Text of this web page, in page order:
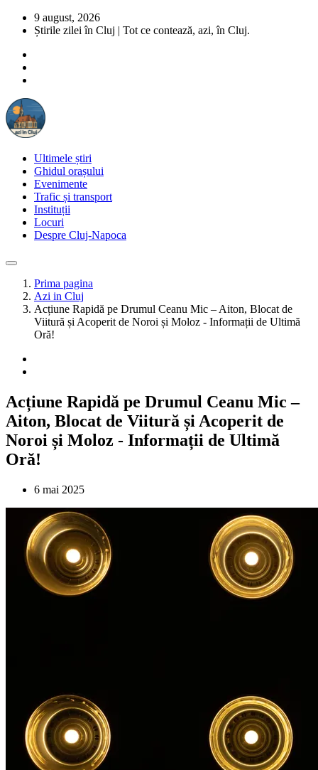
9 august, 2026
Știrile zilei în Cluj | Tot ce contează, azi, în Cluj.
Ultimele știri
Ghidul orașului
Evenimente
Trafic și transport
Instituții
Locuri
Despre Cluj-Napoca
Prima pagina
Azi in Cluj
Acțiune Rapidă pe Drumul Ceanu Mic – Aiton, Blocat de
Viitură și Acoperit de Noroi și Moloz - Informații de Ultimă
Oră!
Acțiune Rapidă pe Drumul Ceanu Mic –
Aiton, Blocat de Viitură și Acoperit de
Noroi și Moloz - Informații de Ultimă
Oră!
6 mai 2025